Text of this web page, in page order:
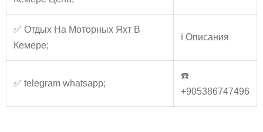
✅ Отдых На Моторных Яхт В
Кемере;
ℹ️ Описания
✅ telegram whatsapp;
☎️
+905386747496